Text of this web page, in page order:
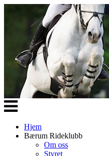
Veksle
navigasjon
Hjem
Bærum Rideklubb
Om oss
Styret